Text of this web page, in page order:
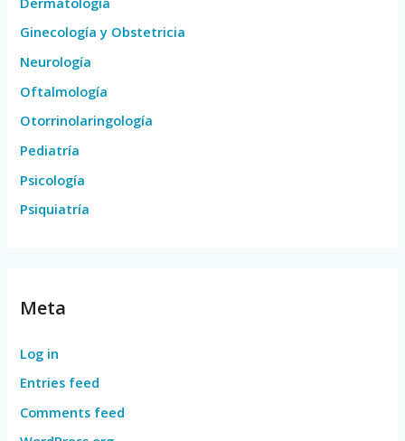
Ginecología y Obstetricia
Neurología
Oftalmología
Otorrinolaringología
Pediatría
Psicología
Psiquiatría
Meta
Log in
Entries feed
Comments feed